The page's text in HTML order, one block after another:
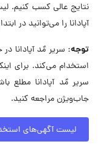
نتایج عالی کسب کنیم.
آپادانا را می‌توانید در
توجه:
استخدام می‌کند. برای
سریر مٌد آپادانا مطلع
جاب‌ویژن مراجعه کنید.
لیست آگهی‌های